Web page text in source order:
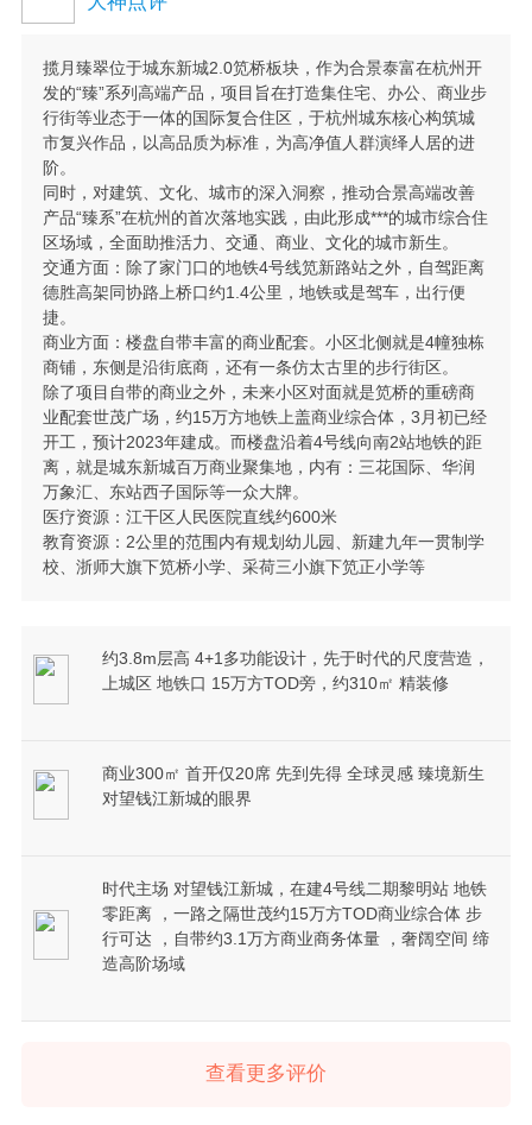
揽月臻翠位于城东新城2.0笕桥板块，作为合景泰富在杭州开
发的“臻”系列高端产品，项目旨在打造集住宅、办公、商业步
行街等业态于一体的国际复合住区，于杭州城东核心构筑城
市复兴作品，以高品质为标准，为高净值人群演绎人居的进
阶。
同时，对建筑、文化、城市的深入洞察，推动合景高端改善
产品“臻系”在杭州的首次落地实践，由此形成***的城市综合住
区场域，全面助推活力、交通、商业、文化的城市新生。
交通方面：除了家门口的地铁4号线笕新路站之外，自驾距离
德胜高架同协路上桥口约1.4公里，地铁或是驾车，出行便
捷。
商业方面：楼盘自带丰富的商业配套。小区北侧就是4幢独栋
商铺，东侧是沿街底商，还有一条仿太古里的步行街区。
除了项目自带的商业之外，未来小区对面就是笕桥的重磅商
业配套世茂广场，约15万方地铁上盖商业综合体，3月初已经
开工，预计2023年建成。而楼盘沿着4号线向南2站地铁的距
离，就是城东新城百万商业聚集地，内有：三花国际、华润
万象汇、东站西子国际等一众大牌。
医疗资源：江干区人民医院直线约600米
教育资源：2公里的范围内有规划幼儿园、新建九年一贯制学
校、浙师大旗下笕桥小学、采荷三小旗下笕正小学等
约3.8m层高 4+1多功能设计，先于时代的尺度营造，
上城区 地铁口 15万方TOD旁，约310㎡ 精装修
商业300㎡ 首开仅20席 先到先得 全球灵感 臻境新生
对望钱江新城的眼界
时代主场 对望钱江新城，在建4号线二期黎明站 地铁
零距离 ，一路之隔世茂约15万方TOD商业综合体 步
行可达 ，自带约3.1万方商业商务体量 ，奢阔空间 缔
造高阶场域
查看更多评价